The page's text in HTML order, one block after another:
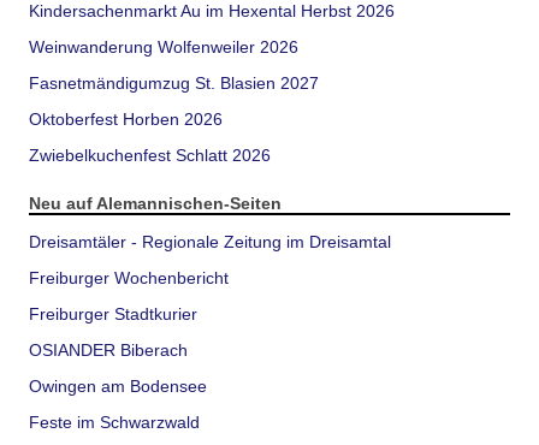
Kindersachenmarkt Au im Hexental Herbst 2026
Weinwanderung Wolfenweiler 2026
Fasnetmändigumzug St. Blasien 2027
Oktoberfest Horben 2026
Zwiebelkuchenfest Schlatt 2026
Neu auf Alemannischen-Seiten
Dreisamtäler - Regionale Zeitung im Dreisamtal
Freiburger Wochenbericht
Freiburger Stadtkurier
OSIANDER Biberach
Owingen am Bodensee
Feste im Schwarzwald